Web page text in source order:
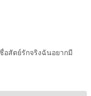
สัตย์รักจริงฉันอยากมี